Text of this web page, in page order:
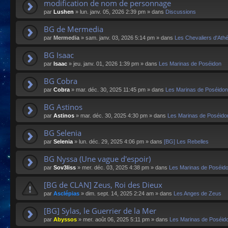
modification de nom de personnage
par Lushen » lun. janv. 05, 2026 2:39 pm » dans Discussions
BG de Mermedia
par Mermedia » sam. janv. 03, 2026 5:14 pm » dans Les Chevaliers
BG Isaac
par Isaac » jeu. janv. 01, 2026 1:39 pm » dans Les Marinas de Poséidon
BG Cobra
par Cobra» mar. déc. 30, 2025 11:45 pm » dans Les Marinas de Poséidon
BG Astinos
par Astinos » mar. déc. 30, 2025 4:30 pm » dans Les Marinas de
BG Selenia
par Selenia» lun. déc. 29, 2025 4:06 pm » dans [BG] Les Rebelles
BG Nyssa (Une vague d'espoir)
par Sov3liss » mer. déc. 03, 2025 4:38 pm » dans Les Marinas de
[BG de CLAN] Zeus, Roi des Dieux
par Asclépias » dim. sept. 14, 2025 2:24 am » dans Les Anges de Zeus
[BG] Sylas, le Guerrier de la Mer
par Abyssos » mer. août 06, 2025 5:11 pm » dans Les Marinas de